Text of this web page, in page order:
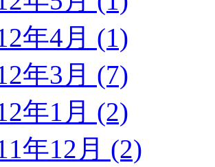
年4月 (1)
年3月 (7)
年1月 (2)
年12月 (2)